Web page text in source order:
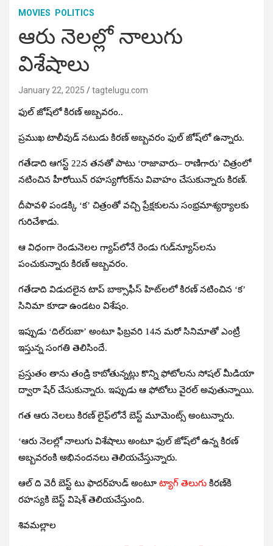
MOVIES POLITICS
ఆరు నెలల్లో నాలుగు
విశేషాలు
January 22, 2025 tagtelugu.com
ఫుల్‌ జోష్‌లో కిరణ్‌ అబ్బవరం..
ప్రముఖ టాలీవుడ్‌ నటుడు కిరణ్‌ అబ్బవరం ఫుల్‌ జోష్‌లో ఉన్నారు.
గతేడాది ఆగస్ట్‌ 22న తనతో పాటు ‘రాజావారు– రాణిగారు’ చిత్రంలో
నటించిన హీరోయిన్‌ రహస్యగోరక్‌ను వివాహం చేసుకున్నారు కిరణ్‌.
దీపావళి పండక్కి ‘క’ చిత్రంతో వచ్చి ప్రేక్షకులను సంభ్రమాశ్యర్యాలకు
గురిచేశాడు.
ఆ విధంగా రెండునెలల గ్యాప్‌లోనే రెండు గుడ్‌న్యూస్‌లను
పంచుకున్నారు కిరణ్‌ అబ్బవరం.
గతేడాది విడుదలైన టాప్‌ బాక్సాఫీస్‌ హిట్‌లలో కిరణ్‌ నటించిన ‘క’
సినిమా కూడా ఉండటం విశేషం.
ఇప్పుడు ‘దిల్‌రుబా’ అంటూ ఫిబ్రవరి 14న మరో సినిమాతో ఎంట్రీ
ఇస్తున్న సంగతి తెలిసిందే.
ప్రస్తుతం తాను తండ్రి కాబోతున్నట్లు కొన్ని ఫోటోలను సోషల్‌ మీడియా
ద్వారా షేర్‌ చేసుకున్నారు. ఇప్పుడు ఆ ఫోటోలు వైరల్‌ అవుతున్నాయి.
గత ఆరు నెలలు కిరణ్‌ లైఫ్‌లోనే బెస్ట్‌ మూమెంట్స్‌ అంటున్నారు.
‘ఆరు నెలల్లో నాలుగు విశేషాలు అంటూ ఫుల్‌ జోష్‌లో ఉన్న కిరణ్‌
అబ్బవరంకి అభినందనలు తెలియచేస్తున్నారు.
ఆల్‌ ది వెరీ బెస్ట్‌ టు ఫాదర్‌హుడ్‌ అంటూ ట్యాగ్ తెలుగు కిరణ్‌కి
రహస్యకి బెస్ట్‌ విషెశ్‌ తెలియచేస్తుంది.
శివమల్లాల